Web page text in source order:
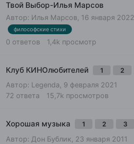
Твой Выбор-Илья Марсов
Автор: Илья Марсов 16 января 2022
философские стихи
0 ответов 1,4k просмотр
Клуб КИНОлюбителей 1 2
Автор: Legenda 9 февраля 2021
72 ответа 15,7k просмотров
Хорошая музыка 1 2 3
Автор: Дон Бублик 23 января 2011